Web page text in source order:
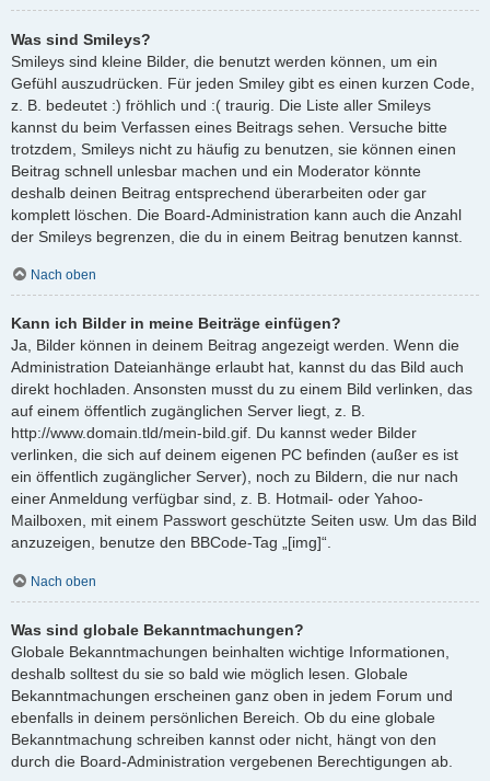
Was sind Smileys?
Smileys sind kleine Bilder, die benutzt werden können, um ein
Gefühl auszudrücken. Für jeden Smiley gibt es einen kurzen Code,
z. B. bedeutet :) fröhlich und :( traurig. Die Liste aller Smileys
kannst du beim Verfassen eines Beitrags sehen. Versuche bitte
trotzdem, Smileys nicht zu häufig zu benutzen, sie können einen
Beitrag schnell unlesbar machen und ein Moderator könnte
deshalb deinen Beitrag entsprechend überarbeiten oder gar
komplett löschen. Die Board-Administration kann auch die Anzahl
der Smileys begrenzen, die du in einem Beitrag benutzen kannst.
Nach oben
Kann ich Bilder in meine Beiträge einfügen?
Ja, Bilder können in deinem Beitrag angezeigt werden. Wenn die
Administration Dateianhänge erlaubt hat, kannst du das Bild auch
direkt hochladen. Ansonsten musst du zu einem Bild verlinken, das
auf einem öffentlich zugänglichen Server liegt, z. B.
http://www.domain.tld/mein-bild.gif. Du kannst weder Bilder
verlinken, die sich auf deinem eigenen PC befinden (außer es ist
ein öffentlich zugänglicher Server), noch zu Bildern, die nur nach
einer Anmeldung verfügbar sind, z. B. Hotmail- oder Yahoo-
Mailboxen, mit einem Passwort geschützte Seiten usw. Um das Bild
anzuzeigen, benutze den BBCode-Tag „[img]“.
Nach oben
Was sind globale Bekanntmachungen?
Globale Bekanntmachungen beinhalten wichtige Informationen,
deshalb solltest du sie so bald wie möglich lesen. Globale
Bekanntmachungen erscheinen ganz oben in jedem Forum und
ebenfalls in deinem persönlichen Bereich. Ob du eine globale
Bekanntmachung schreiben kannst oder nicht, hängt von den
durch die Board-Administration vergebenen Berechtigungen ab.